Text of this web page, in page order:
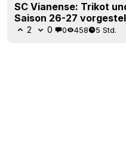
SC Vianense: Trikot
Saison 26-27
2 0 0 458 5 Std.